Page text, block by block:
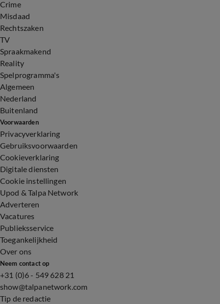
Crime
Misdaad
Rechtszaken
TV
Spraakmakend
Reality
Spelprogramma's
Algemeen
Nederland
Buitenland
Voorwaarden
Privacyverklaring
Gebruiksvoorwaarden
Cookieverklaring
Digitale diensten
Cookie instellingen
Upod & Talpa Network
Adverteren
Vacatures
Publieksservice
Toegankelijkheid
Over ons
Neem contact op
+31 (0)6 - 549 628 21
show@talpanetwork.com
Tip de redactie